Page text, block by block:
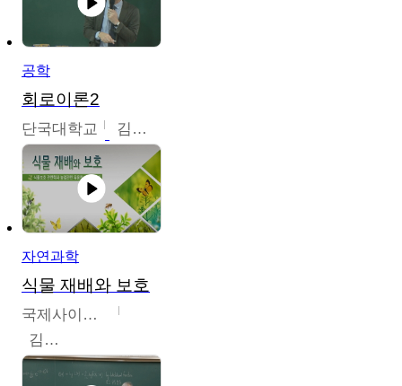
공학
회로이론2
단국대학교 김현식
자연과학
식물 재배와 보호
국제사이버대학교
김완수